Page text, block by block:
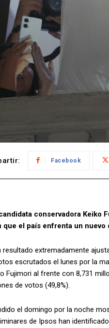
Facebook
conservadora Keiko
que el país enfrenta un
extremadamente
escrutados el lunes por la
Fujimori al frente con 8,731
de votos (49,8%).
el domingo por la noche
de Ipsos han